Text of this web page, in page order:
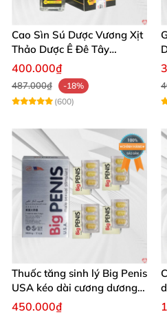
Cao Sìn Sú Dược Vương Xịt
Thảo Dược Ê Đê Tây
Nguyên Hỗ Trợ Xuất Tinh
400.000₫
487.000₫
-18%
(600)
Thuốc tăng sinh lý Big Penis
USA kéo dài cương dương
chống xuất tinh sớm
450.000₫